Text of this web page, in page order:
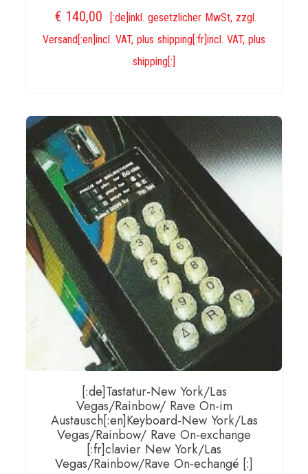
€ 140,00
[:de]inkl. gesetzlicher MwSt, zzgl.
Versand[:en]incl. VAT, plus shipping[:fr]incl. VAT, plus
shipping[:]
IN DEN WARENKORB
[:de]Tastatur-New York/Las
Vegas/Rainbow/ Rave On-im
Austausch[:en]Keyboard-New York/Las
Vegas/Rainbow/ Rave On-exchange
[:fr]clavier New York/Las
Vegas/Rainbow/Rave On-echangé [:]